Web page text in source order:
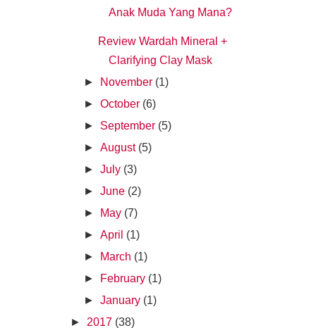
Anak Muda Yang Mana?
Review Wardah Mineral +
Clarifying Clay Mask
►
November (1)
►October (6)
► September (5)
►August (5)
►July (3)
►June (2)
►
May (7)
►April (1)
►
March (1)
►
February (1)
►January (1)
► 2017 (38)